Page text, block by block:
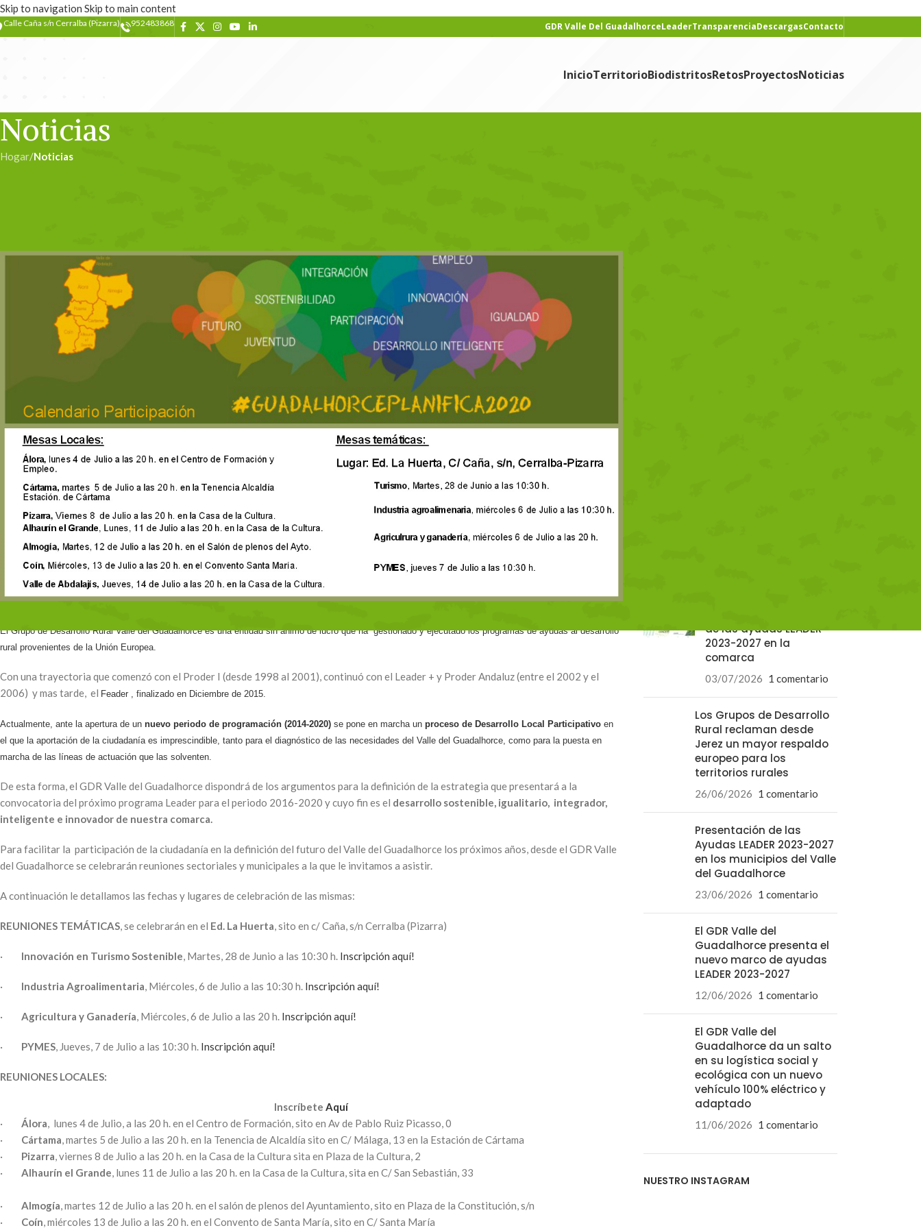
Skip to navigation Skip to main content
Calle Caña s/n Cerralba (Pizarra) 952483868 GDR Valle Del GuadalhorceLeaderTransparenciaDescargasContacto
InicioTerritorioBiodistritosRetosProyectosNoticias
Noticias
Hogar/Noticias
El Grupo de Desarrollo Rural Valle del Guadalhorce es una entidad sin ánimo de lucro que ha gestionado y ejecutado los programas de ayudas al desarrollo
rural provenientes de la Unión Europea.
Con una trayectoria que comenzó con el Proder I (desde 1998 al 2001), continuó con el Leader + y Proder Andaluz (entre el 2002 y el
2006) y mas tarde, el Feader , finalizado en Diciembre de 2015.
Actualmente, ante la apertura de un nuevo periodo de programación (2014-2020) se pone en marcha un proceso de Desarrollo Local Participativo en
el que la aportación de la ciudadanía es imprescindible, tanto para el diagnóstico de las necesidades del Valle del Guadalhorce, como para la puesta en
marcha de las líneas de actuación que las solventen.
De esta forma, el GDR Valle del Guadalhorce dispondrá de los argumentos para la definición de la estrategia que presentará a la
convocatoria del próximo programa Leader para el periodo 2016-2020 y cuyo fin es el desarrollo sostenible, igualitario, integrador,
inteligente e innovador de nuestra comarca.
Para facilitar la participación de la ciudadanía en la definición del futuro del Valle del Guadalhorce los próximos años, desde el GDR Valle
del Guadalhorce se celebrarán reuniones sectoriales y municipales a la que le invitamos a asistir.
A continuación le detallamos las fechas y lugares de celebración de las mismas:
REUNIONES TEMÁTICAS, se celebrarán en el Ed. La Huerta, sito en c/ Caña, s/n Cerralba (Pizarra)
· Innovación en Turismo Sostenible, Martes, 28 de Junio a las 10:30 h. Inscripción aquí!
· Industria Agroalimentaria, Miércoles, 6 de Julio a las 10:30 h. Inscripción aquí!
· Agricultura y Ganadería, Miércoles, 6 de Julio a las 20 h. Inscripción aquí!
· PYMES, Jueves, 7 de Julio a las 10:30 h. Inscripción aquí!
REUNIONES LOCALES:
InscríbeteAquí
· Álora, lunes 4 de Julio, a las 20 h. en el Centro de Formación, sito en Av de Pablo Ruiz Picasso, 0
· Cártama, martes 5 de Julio a las 20 h. en la Tenencia de Alcaldía sito en C/ Málaga, 13 en la Estación de Cártama
· Pizarra, viernes 8 de Julio a las 20 h. en la Casa de la Cultura sita en Plaza de la Cultura, 2
· Alhaurín el Grande, lunes 11 de Julio a las 20 h. en la Casa de la Cultura, sita en C/ San Sebastián, 33
· Almogía, martes 12 de Julio a las 20 h. en el salón de plenos del Ayuntamiento, sito en Plaza de la Constitución, s/n
· Coín, miércoles 13 de Julio a las 20 h. en el Convento de Santa María, sito en C/ Santa María
de las ayudas LEADER
2023-2027 en la
comarca
03/07/2026 1 comentario
Los Grupos de Desarrollo
Rural reclaman desde
Jerez un mayor respaldo
europeo para los
territorios rurales
26/06/2026 1 comentario
Presentación de las
Ayudas LEADER 2023-2027
en los municipios del Valle
del Guadalhorce
23/06/2026 1 comentario
El GDR Valle del
Guadalhorce presenta el
nuevo marco de ayudas
LEADER 2023-2027
12/06/2026 1 comentario
El GDR Valle del
Guadalhorce da un salto
en su logística social y
ecológica con un nuevo
vehículo 100% eléctrico y
adaptado
11/06/2026 1 comentario
NUESTRO INSTAGRAM